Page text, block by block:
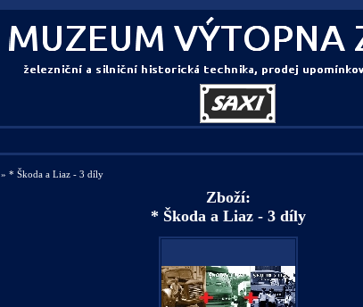
» * Škoda a Liaz - 3 díly
Zboží:
* Škoda a Liaz - 3 díly